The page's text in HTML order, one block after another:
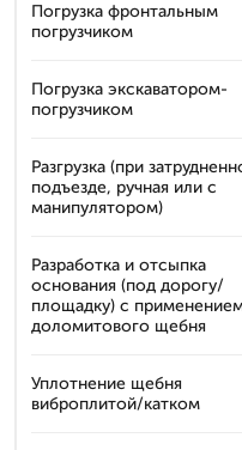
Погрузка фронтальным
погрузчиком
Погрузка экскаватором-
погрузчиком
Разгрузка (при
подъезде, ручная или с
манипулятором)
Разработка и отсыпка
основания (под дорогу/
площадку) с
доломитового щебня
Уплотнение щебня
виброплитой/катком